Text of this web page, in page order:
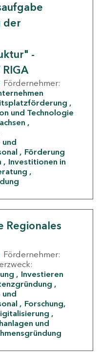
der
-
Fördernehmer:
und Technologie
Förderung
Investitionen in
Regionales
Fördernehmer:
Investieren
Forschung,
und